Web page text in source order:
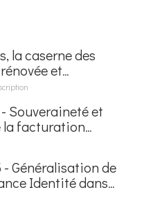
la caserne des
et
d'Hubert
Souveraineté et
la facturation
Généralisation de
Identité dans